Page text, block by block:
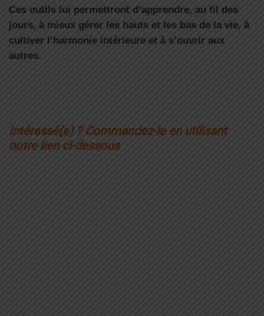
Ces outils lui permettront d’apprendre, au fil des
jours, à mieux gérer les hauts et les bas de la vie, à
cultiver l’harmonie intérieure et à s’ouvrir aux
autres.
Intéressé(e) ? Commandez-le en utilisant
notre lien ci-dessous